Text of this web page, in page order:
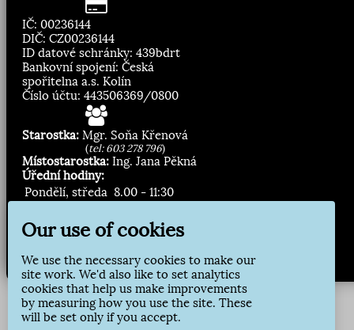
IČ: 00236144
DIČ: CZ00236144
ID datové schránky: 439bdrt
Bankovní spojení: Česká
spořitelna a.s. Kolín
Číslo účtu: 443506369/0800
Starostka: Mgr. Soňa Křenová
(tel: 603 278 796)
Místostarostka: Ing. Jana Pěkná
Úřední hodiny:
Pondělí, středa 8.00 - 11:30
Přihlásit odběr
Our use of cookies
We use the necessary cookies to make our
site work. We'd also like to set analytics
cookies that help us make improvements
by measuring how you use the site. These
will be set only if you accept.